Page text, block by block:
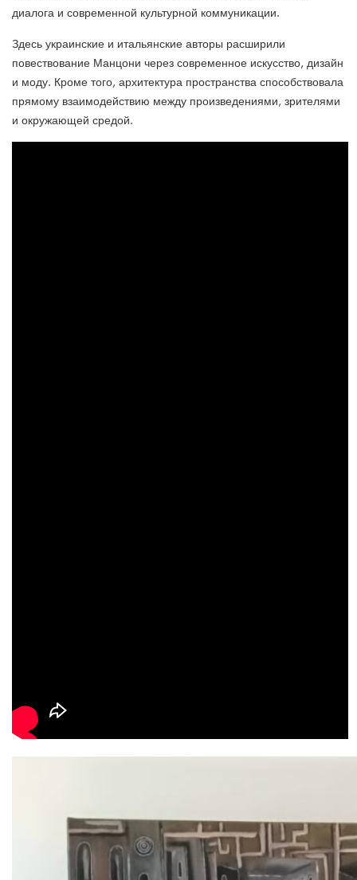
диалога и современной культурной коммуникации.
Здесь украинские и итальянские авторы расширили
повествование Манцони через современное искусство, дизайн
и моду. Кроме того, архитектура пространства способствовала
прямому взаимодействию между произведениями, зрителями
и окружающей средой.